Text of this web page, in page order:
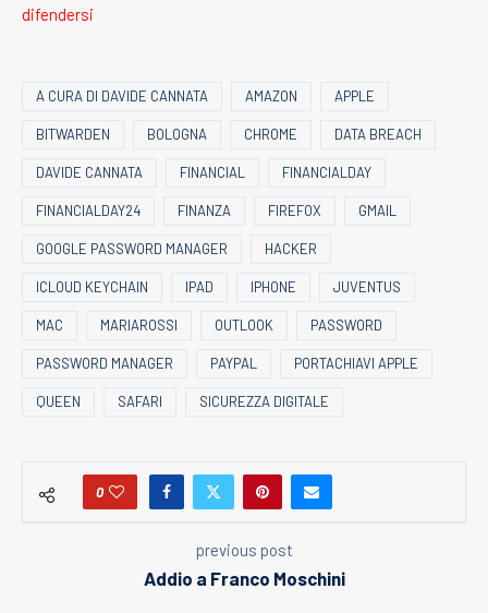
difendersi
A CURA DI DAVIDE CANNATA AMAZON APPLE
BITWARDEN BOLOGNA CHROME DATA BREACH
DAVIDE CANNATA FINANCIAL FINANCIALDAY
FINANCIALDAY24 FINANZA FIREFOX GMAIL
GOOGLE PASSWORD MANAGER HACKER
ICLOUD KEYCHAIN IPAD IPHONE JUVENTUS
MAC MARIAROSSI OUTLOOK PASSWORD
PASSWORD MANAGER PAYPAL PORTACHIAVI APPLE
QUEEN SAFARI SICUREZZA DIGITALE
0
previous post
Addio a Franco Moschini